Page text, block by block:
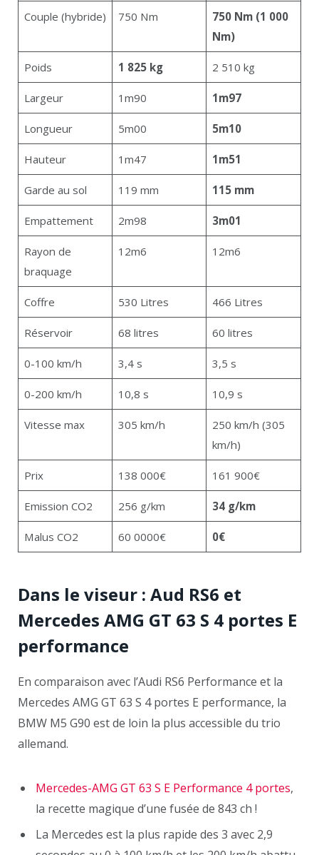
Couple (hybride) 750 Nm
750 Nm (1 000
Nm)
Poids 1 825 kg 2 510 kg
Largeur 1m90 1m97
Longueur 5m00 5m10
Hauteur 1m47 1m51
Garde au sol 119 mm 115 mm
Empattement 2m98 3m01
Rayon de
braquage
12m6 12m6
Coffre 530 Litres 466 Litres
Réservoir 68 litres 60 litres
0-100 km/h 3,4 s 3,5 s
0-200 km/h 10,8 s 10,9 s
Vitesse max 305 km/h
250 km/h (305
km/h)
Prix 138 000€ 161 900€
Emission CO2 256 g/km 34 g/km
Malus CO2 60 0000€ 0€
Dans le viseur : Aud RS6 et
Mercedes AMG GT 63 S 4 portes E
performance
En comparaison avec l’Audi RS6 Performance et la
Mercedes AMG GT 63 S 4 portes E performance, la
BMW M5 G90 est de loin la plus accessible du trio
allemand.
Mercedes-AMG GT 63 S E Performance 4 portes,
la recette magique d’une fusée de 843 ch !
La Mercedes est la plus rapide des 3 avec 2,9